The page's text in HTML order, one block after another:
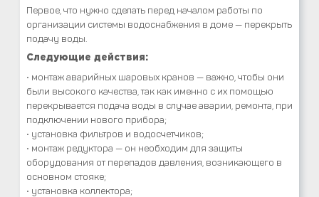
Первое, что нужно сделать перед началом работы по
организации системы водоснабжения в доме — перекрыть
подачу воды.
Следующие действия:
• монтаж аварийных шаровых кранов — важно, чтобы они
были высокого качества, так как именно с их помощью
перекрывается подача воды в случае аварии, ремонта, при
подключении нового прибора;
• установка фильтров и водосчетчиков;
• монтаж редуктора — он необходим для защиты
оборудования от перепадов давления, возникающего в
основном стояке;
• установка коллектора;